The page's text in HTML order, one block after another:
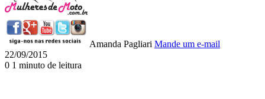
Amanda Pagliari Mande um e-mail
22/09/2015
0 1 minuto de leitura